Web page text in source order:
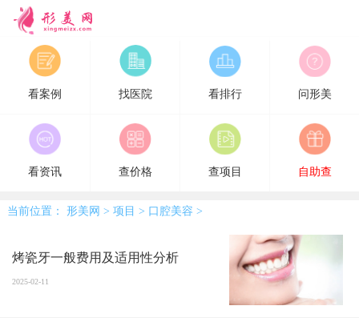
形美网
看案例 找医院 看排行 问形美
看资讯 查价格 查项目 自助查
当前位置： 形美网 > 项目 > 口腔美容 >
烤瓷牙一般费用及适用性分析
2025-02-11